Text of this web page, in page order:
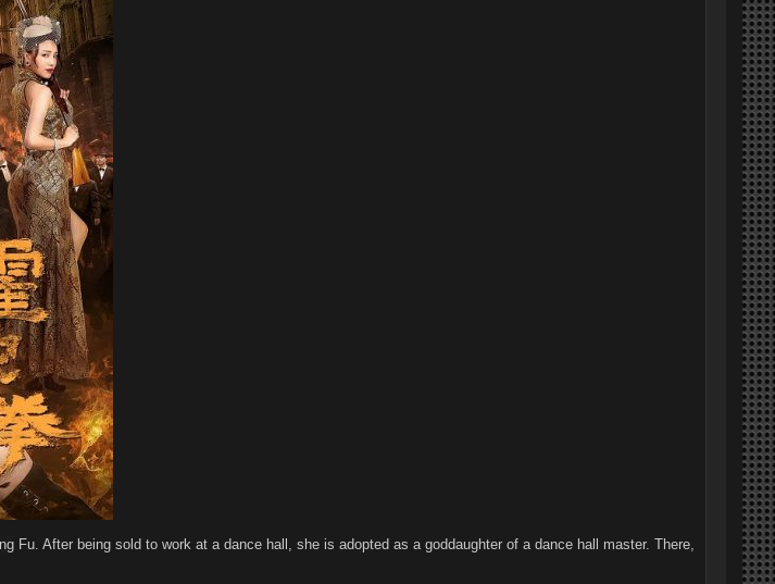
Fu. After being sold to work at a dance hall, she is adopted as a goddaughter of a dance hall master. There,